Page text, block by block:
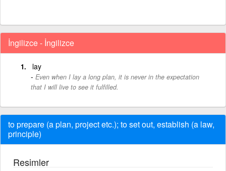
İngilizce - İngilizce
lay
Even when I lay a long plan, it is never in the expectation
that I will live to see it fulfilled.
to prepare (a plan, project etc.); to set out, establish (a law,
principle)
Resimler